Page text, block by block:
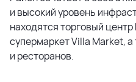
и высокий уровень
находятся торговый
супермаркет Villa Market,
и ресторанов.